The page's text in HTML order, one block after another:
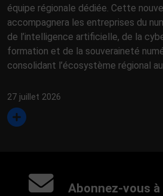
équipe régionale dédiée. Cette
accompagnera les entreprises du
de l’intelligence artificielle, de la
formation et de la souveraineté
consolidant l’écosystème régional
27 juillet 2026
Abonnez-vous